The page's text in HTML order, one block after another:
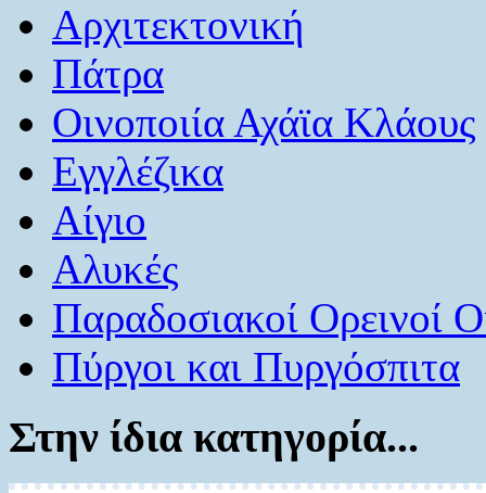
Αρχιτεκτονική
Πάτρα
Οινοποιία Αχάϊα Κλάους
Εγγλέζικα
Αίγιο
Αλυκές
Παραδοσιακοί Ορεινοί
Πύργοι και Πυργόσπιτα
Στην ίδια κατηγορία...